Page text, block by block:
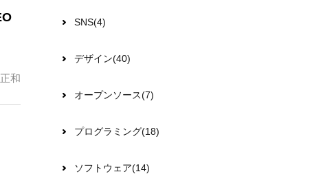
和
SNS(4)
デザイン(40)
オープンソース(7)
プログラミング(18)
ソフトウェア(14)